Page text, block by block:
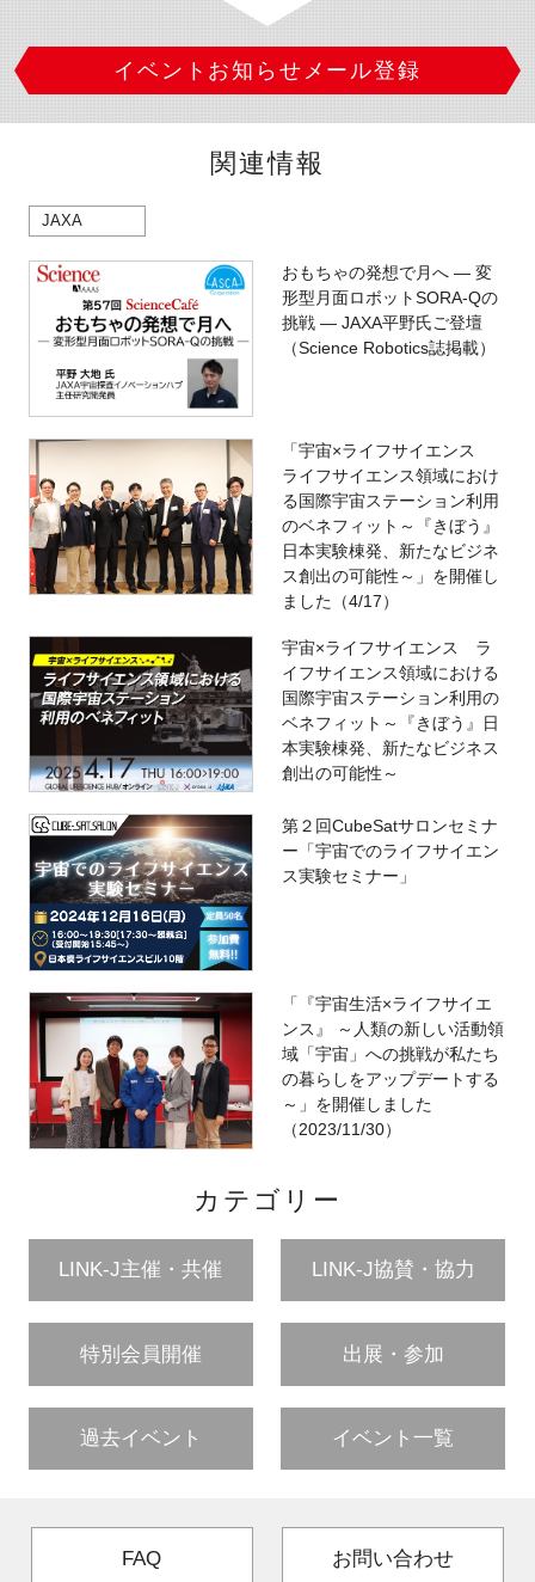
イベントお知らせメール登録
関連情報
JAXA
おもちゃの発想で月へ ― 変
形型月面ロボットSORA-Qの
挑戦 ― JAXA平野氏ご登壇
（Science Robotics誌掲載）
「宇宙×ライフサイエンス
ライフサイエンス領域におけ
る国際宇宙ステーション利用
のベネフィット～『きぼう』
日本実験棟発、新たなビジネ
ス創出の可能性～」を開催し
ました（4/17）
宇宙×ライフサイエンス ラ
イフサイエンス領域における
国際宇宙ステーション利用の
ベネフィット～『きぼう』日
本実験棟発、新たなビジネス
創出の可能性～
第２回CubeSatサロンセミナ
ー「宇宙でのライフサイエン
ス実験セミナー」
「『宇宙生活×ライフサイエ
ンス』 ～人類の新しい活動領
域「宇宙」への挑戦が私たち
の暮らしをアップデートする
～」を開催しました
（2023/11/30）
カテゴリー
LINK-J主催・共催 LINK-J協賛・協力
特別会員開催 出展・参加
過去イベント イベント一覧
FAQ お問い合わせ